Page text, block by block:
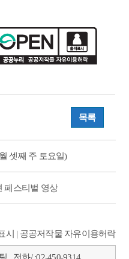
목록
셋째 주 토요일)
페스티벌 영상